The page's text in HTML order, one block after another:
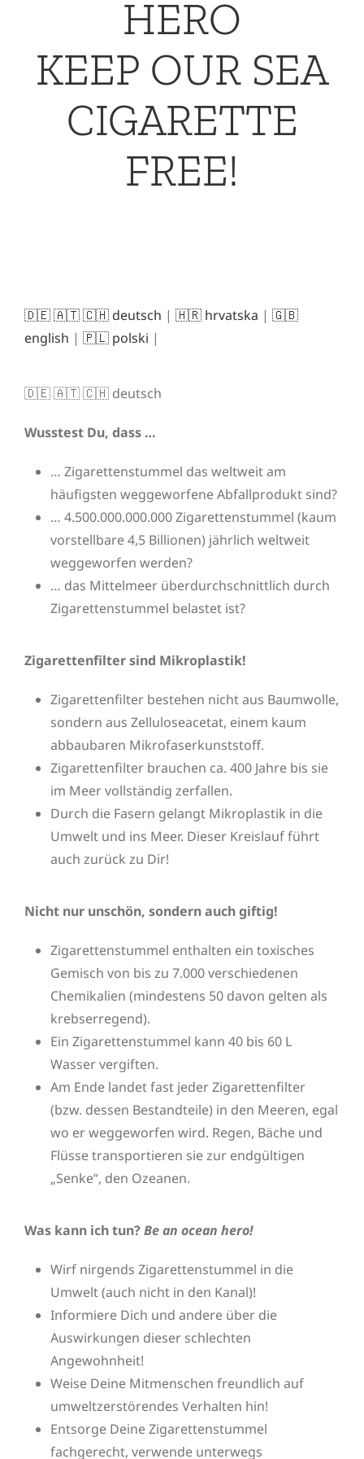
HERO
KEEP OUR SEA
CIGARETTE
FREE!
🇩🇪 🇦🇹 🇨🇭 deutsch | 🇭🇷 hrvatska | 🇬🇧
english | 🇵🇱 polski |
🇩🇪 🇦🇹 🇨🇭 deutsch
Wusstest Du, dass …
… Zigarettenstummel das weltweit am
häufigsten weggeworfene Abfallprodukt sind?
… 4.500.000.000.000 Zigarettenstummel (kaum
vorstellbare 4,5 Billionen) jährlich weltweit
weggeworfen werden?
… das Mittelmeer überdurchschnittlich durch
Zigarettenstummel belastet ist?
Zigarettenfilter sind Mikroplastik!
Zigarettenfilter bestehen nicht aus Baumwolle,
sondern aus Zelluloseacetat, einem kaum
abbaubaren Mikrofaserkunststoff.
Zigarettenfilter brauchen ca. 400 Jahre bis sie
im Meer vollständig zerfallen.
Durch die Fasern gelangt Mikroplastik in die
Umwelt und ins Meer. Dieser Kreislauf führt
auch zurück zu Dir!
Nicht nur unschön, sondern auch giftig!
Zigarettenstummel enthalten ein toxisches
Gemisch von bis zu 7.000 verschiedenen
Chemikalien (mindestens 50 davon gelten als
krebserregend).
Ein Zigarettenstummel kann 40 bis 60 L
Wasser vergiften.
Am Ende landet fast jeder Zigarettenfilter
(bzw. dessen Bestandteile) in den Meeren, egal
wo er weggeworfen wird. Regen, Bäche und
Flüsse transportieren sie zur endgültigen
„Senke“, den Ozeanen.
Was kann ich tun?Be an ocean hero!
Wirf nirgends Zigarettenstummel in die
Umwelt (auch nicht in den Kanal)!
Informiere Dich und andere über die
Auswirkungen dieser schlechten
Angewohnheit!
Weise Deine Mitmenschen freundlich auf
umweltzerstörendes Verhalten hin!
Entsorge Deine Zigarettenstummel
fachgerecht, verwende unterwegs